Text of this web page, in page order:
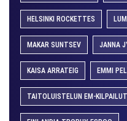
HELSINKI ROCKETTES
MAKAR SUNTSEV JANNA
KAISA ARRATEIG EMMI
TAITOLUISTELUN EM-KILPAILUT